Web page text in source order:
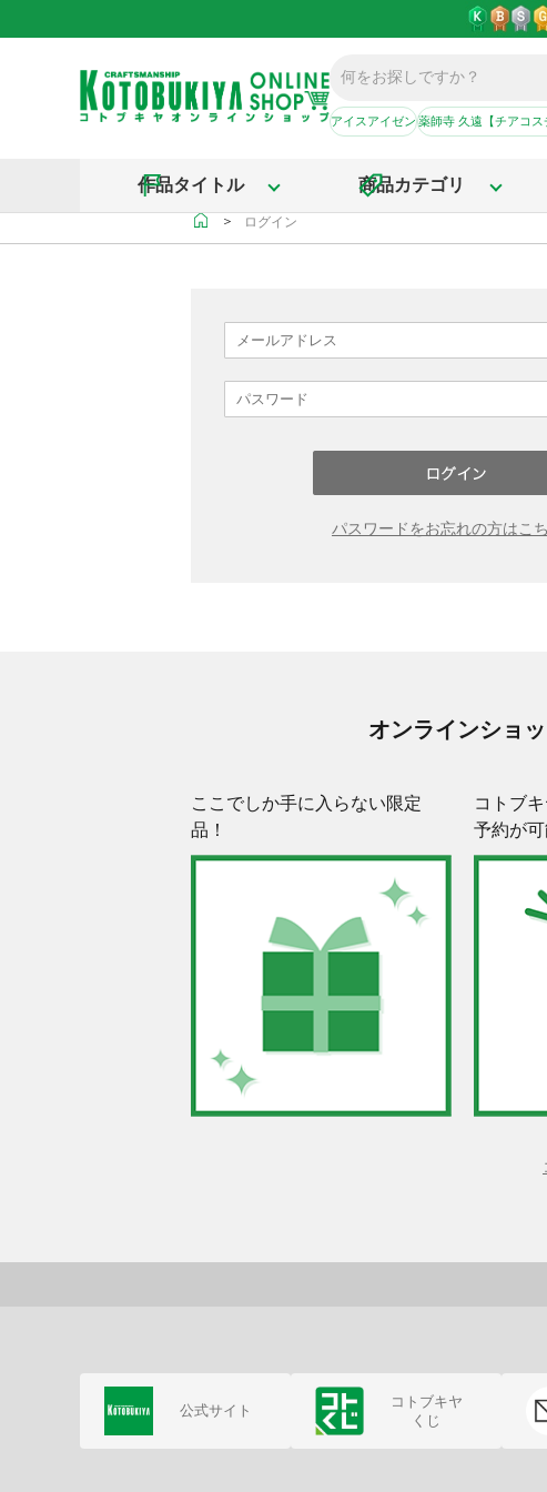
アイスアイゼン薬師寺 久遠【チアコス
作品タイトル 商品カテゴリ
＞ ログイン
パスワードをお忘れの方はこ
オンラインショ
ここでしか手に入らない限定
品！
コトブ
予約が可
公式サイト
コトブキヤ
くじ